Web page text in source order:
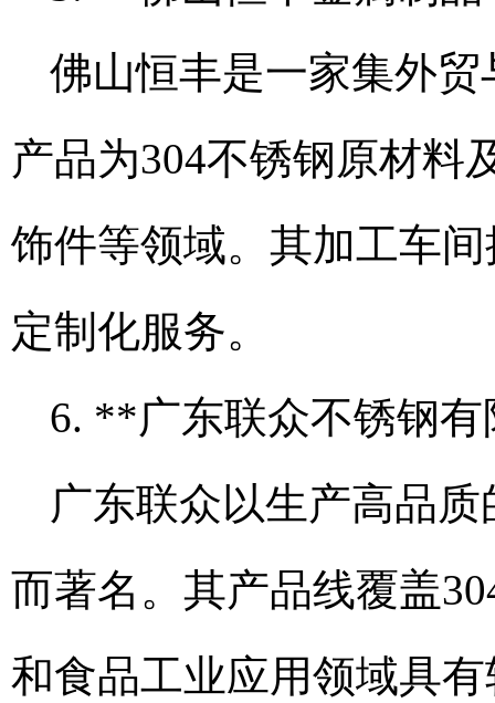
佛山恒丰是一家集外
产品为304不锈钢原材料
饰件等领域。其加工车
定制化服务。
6. **广东联众不锈钢
广东联众以生产高品
而著名。其产品线覆盖
和食品工业应用领域具